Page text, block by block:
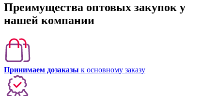
Преимущества оптовых закупок у
нашей компании
Принимаем дозаказы к основному заказу